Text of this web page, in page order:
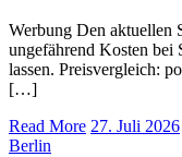
Werbung Den aktuellen
ungefährend Kosten bei
lassen. Preisvergleich:
[…]
Read More 27. Juli 2026
Berlin